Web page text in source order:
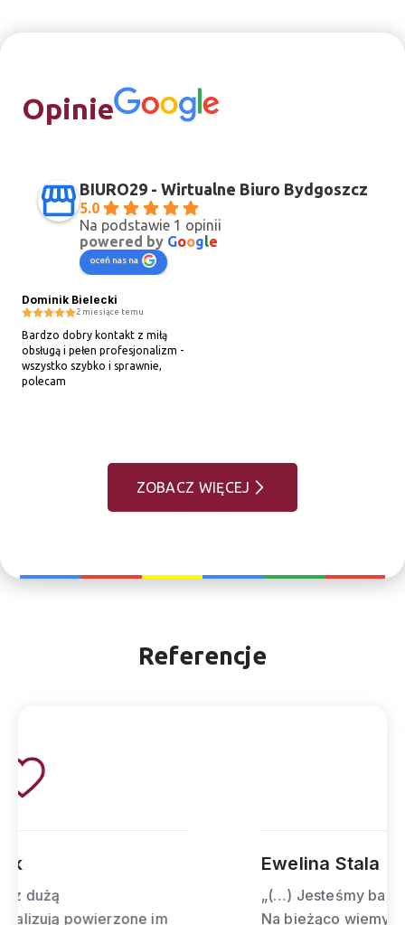
Opinie
BIURO29 - Wirtualne Biuro Bydgoszcz
5.0
Na podstawie 1 opinii
powered by Google
oceń nas na
Dominik Bielecki
2 miesiące temu
Bardzo dobry kontakt z miłą
obsługą i pełen profesjonalizm -
wszystko szybko i sprawnie,
polecam
ZOBACZ WIĘCEJ
Referencje
„(…) Jesteśmy bardzo zadowoleni z obsługi.
Na bieżąco wiemy o przychodzącej naszej